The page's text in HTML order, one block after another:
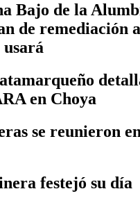
Bajo de la
de remediación
usará
en Choya
se reunieron en
festejó su día